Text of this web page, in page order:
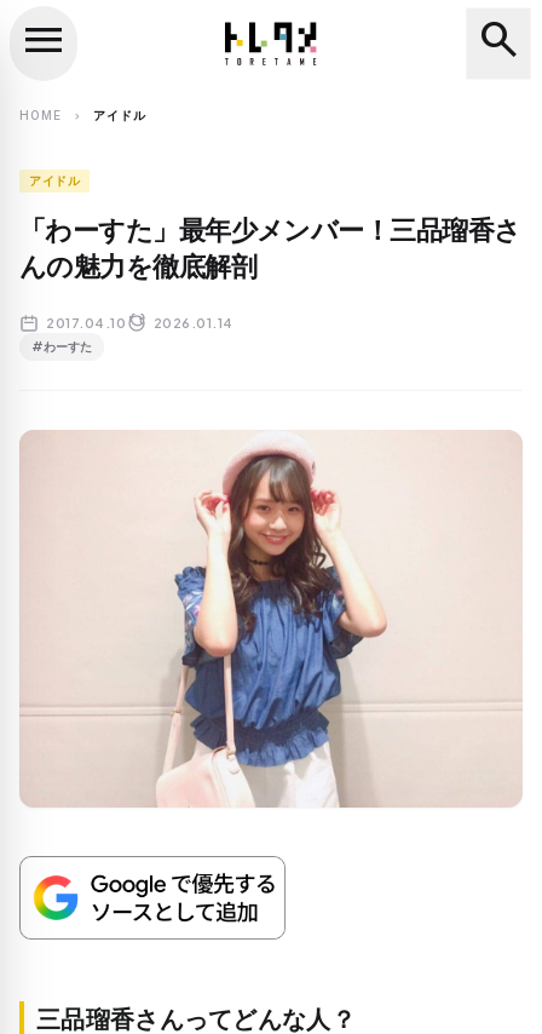
search
menu search
HOME chevron_right アイドル
アイドル
「わーすた」最年少メンバー！三品瑠香さ
んの魅力を徹底解剖
2017.04.10 2026.01.14
#わーすた
三品瑠香さんってどんな人？